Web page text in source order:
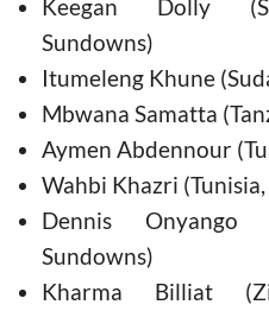
Keegan Dolly
Sundowns)
Itumeleng Khune
Mbwana Samatta
Aymen Abdennour
Wahbi Khazri
Dennis Onyango
Sundowns)
Kharma Billiat